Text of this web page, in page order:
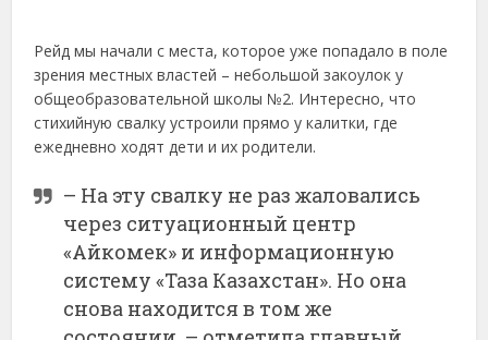
Рейд мы начали с места, которое уже попадало в поле
зрения местных властей – небольшой закоулок у
общеобразовательной школы №2. Интересно, что
стихийную свалку устроили прямо у калитки, где
ежедневно ходят дети и их родители.
– На эту свалку не раз жаловались
через ситуационный центр
«Айкомек» и информационную
систему «Таза Казахстан». Но она
снова находится в том же